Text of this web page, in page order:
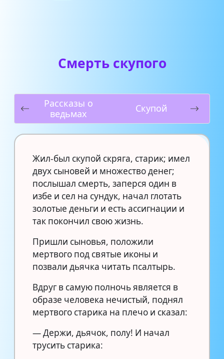
Смерть скупого
Рассказы о
ведьмах
Скупой
Жил-был скупой скряга, старик; имел
двух сыновей и множество денег;
послышал смерть, заперся один в
избе и сел на сундук, начал глотать
золотые деньги и есть ассигнации и
так покончил свою жизнь.
Пришли сыновья, положили
мертвого под святые иконы и
позвали дьячка читать псалтырь.
Вдруг в самую полночь является в
образе человека нечистый, поднял
мертвого старика на плечо и сказал:
— Держи, дьячок, полу! И начал
трусить старика: